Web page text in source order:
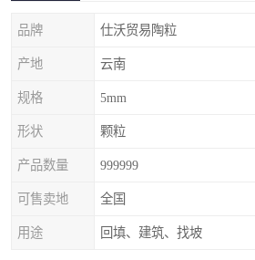
品牌 仕沃贸易陶粒
产地 云南
规格 5mm
形状 颗粒
产品数量 999999
可售卖地 全国
用途 回填、建筑、找坡